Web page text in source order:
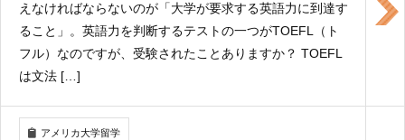
えなければならないのが「大学が要求する英語力に到達す
ること」。英語力を判断するテストの一つがTOEFL（ト
フル）なのですが、受験されたことありますか？ TOEFL
は文法 […]
アメリカ大学留学